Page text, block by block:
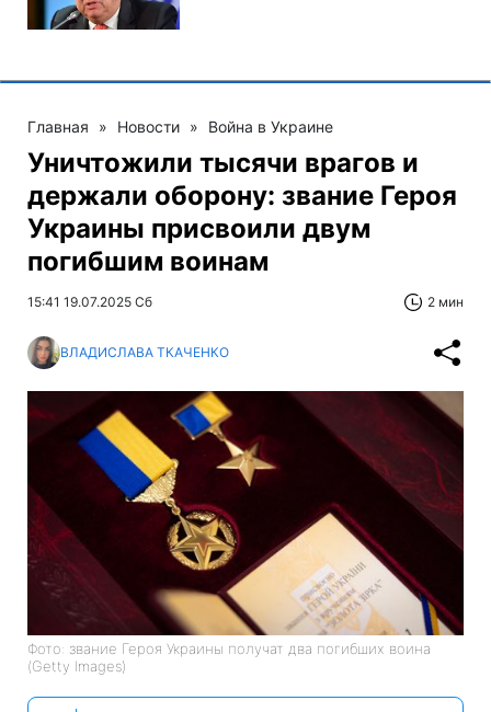
Главная » Новости » Война в Украине
Уничтожили тысячи врагов и
держали оборону: звание Героя
Украины присвоили двум
погибшим воинам
15:41 19.07.2025 Сб 2 мин
ВЛАДИСЛАВА ТКАЧЕНКО
Фото: звание Героя Украины получат два погибших воина
(Getty Images)